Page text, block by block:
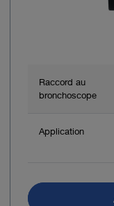
Raccord au
bronchoscope
Application